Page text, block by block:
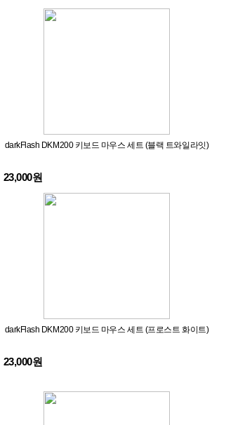
darkFlash DKM200 키보드 마우스 세트 (블랙 트와일라잇)
23,000원
darkFlash DKM200 키보드 마우스 세트 (프로스트 화이트)
23,000원